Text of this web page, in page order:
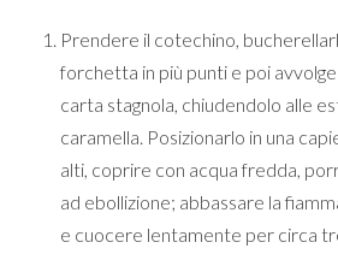
Prendere il cotechino,
forchetta in più punti e poi
carta stagnola, chiudendolo alle
caramella. Posizionarlo in una
alti, coprire con acqua fredda,
ad ebollizione; abbassare la
e cuocere lentamente per circa